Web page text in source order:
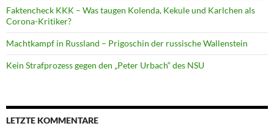
Faktencheck KKK – Was taugen Kolenda, Kekule und Karlchen als
Corona-Kritiker?
Machtkampf in Russland – Prigoschin der russische Wallenstein
Kein Strafprozess gegen den „Peter Urbach“ des NSU
LETZTE KOMMENTARE